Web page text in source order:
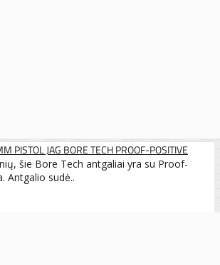
PISTOL JAG BORE TECH PROOF-POSITIVE
šie Bore Tech antgaliai yra su Proof-
Antgalio sudė..